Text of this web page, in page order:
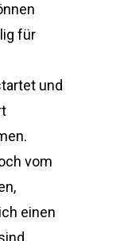
für
und
vom
einen